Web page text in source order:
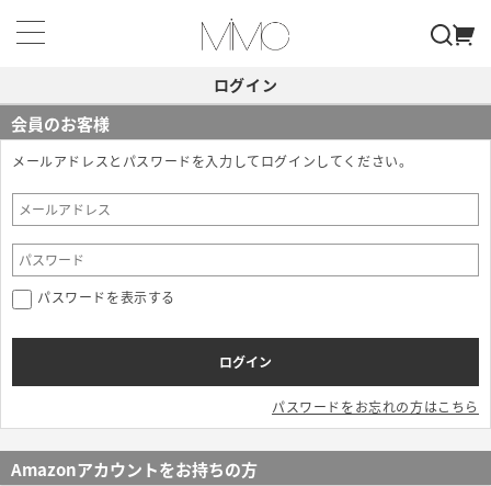
ログイン
会員のお客様
メールアドレスとパスワードを入力してログインしてください。
パスワードを表示する
パスワードをお忘れの方はこちら
Amazonアカウントをお持ちの方